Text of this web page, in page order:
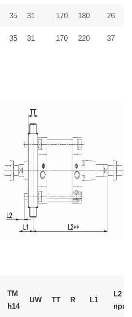
35 31 170 180 26
35 31 170 220 37
TM
h14
UW TT R L1
L2